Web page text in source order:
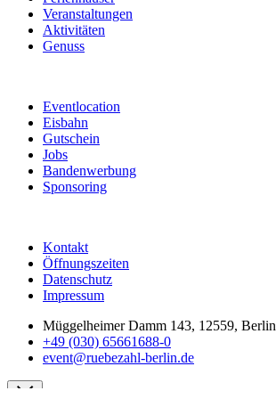
Veranstaltungen
Aktivitäten
Genuss
Eventlocation
Eisbahn
Gutschein
Jobs
Bandenwerbung
Sponsoring
Kontakt
Öffnungszeiten
Datenschutz
Impressum
Müggelheimer Damm 143, 12559, Berlin
+49 (030) 65661688-0
event@ruebezahl-berlin.de